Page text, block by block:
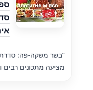
”בשר משקה-פה: סדרת
מציעה מתכונים רבים